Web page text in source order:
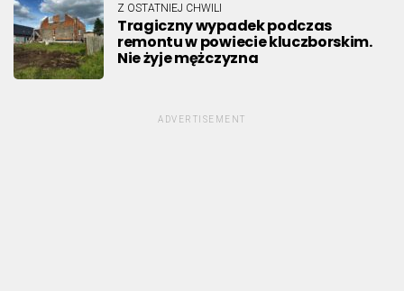
Z OSTATNIEJ CHWILI
Tragiczny wypadek podczas
remontu w powiecie kluczborskim.
Nie żyje mężczyzna
ADVERTISEMENT